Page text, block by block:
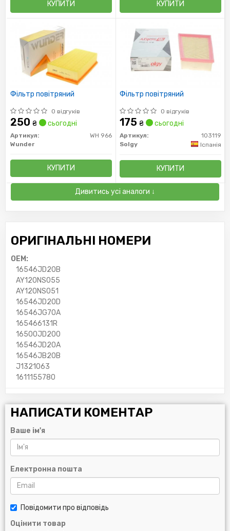
КУПИТИ КУПИТИ
Фільтр повітряний
0 відгуків
250 ₴ сьогодні
Артикул:
WH 966
Wunder
КУПИТИ
Фільтр повітряний
0 відгуків
175 ₴ сьогодні
Артикул:
103119
Solgy
Іспанія
КУПИТИ
Дивитись усі аналоги ↓
ОРИГІНАЛЬНІ НОМЕРИ
OEM:
16546JD20B
AY120NS055
AY120NS051
16546JD20D
16546JG70A
165466131R
16500JD200
16546JD20A
16546JB20B
J1321063
1611155780
НАПИСАТИ КОМЕНТАР
Ваше ім'я
Електронна пошта
Повідомити про відповідь
Оцінити товар